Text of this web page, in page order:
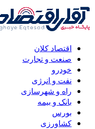
اقتصاد کلان
صنعت و تجارت
خودرو
نفت و انرژی
راه و شهرسازی
بانک و بیمه
بورس
کشاورزی